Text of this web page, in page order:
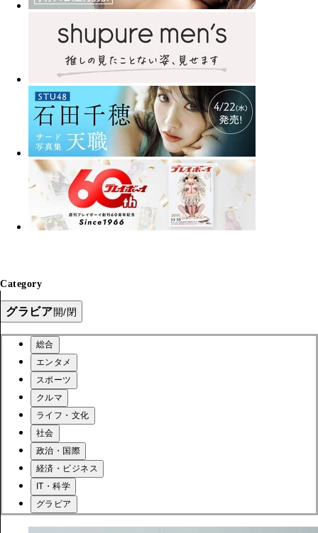
Category
グラビア開/閉
総合
エンタメ
スポーツ
クルマ
ライフ・文化
社会
政治・国際
経済・ビジネス
IT・科学
グラビア